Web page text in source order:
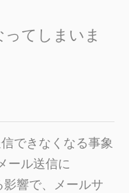
ってしまいま
できなくなる事象
ール送信に
影響で、メールサ